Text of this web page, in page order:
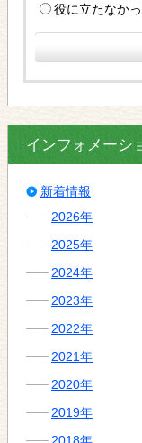
役に立たなか
インフォメーシ
新着情報
2026年
2025年
2024年
2023年
2022年
2021年
2020年
2019年